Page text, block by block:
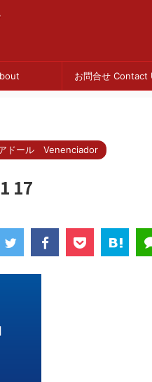
お問合せ Contact
ドール Venenciador
17